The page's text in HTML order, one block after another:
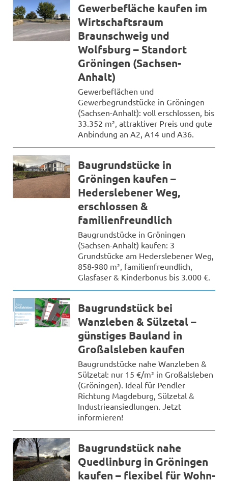
Gewerbefläche kaufen im
Wirtschaftsraum
Braunschweig und
Wolfsburg – Standort
Gröningen (Sachsen-
Anhalt)
Gewerbeflächen und
Gewerbegrundstücke in Gröningen
(Sachsen-Anhalt): voll erschlossen, bis
33.352 m², attraktiver Preis und gute
Anbindung an A2, A14 und A36.
Baugrundstücke in
Gröningen kaufen –
Hederslebener Weg,
erschlossen &
familienfreundlich
Baugrundstücke in Gröningen
(Sachsen-Anhalt) kaufen: 3
Grundstücke am Hederslebener Weg,
858-980 m², familienfreundlich,
Glasfaser & Kinderbonus bis 3.000 €.
Baugrundstück bei
Wanzleben & Sülzetal –
günstiges Bauland in
Großalsleben kaufen
Baugrundstücke nahe Wanzleben &
Sülzetal: nur 15 €/m² in Großalsleben
(Gröningen). Ideal für Pendler
Richtung Magdeburg, Sülzetal &
Industrieansiedlungen. Jetzt
informieren!
Baugrundstück nahe
Quedlinburg in Gröningen
kaufen – flexibel für Wohn-